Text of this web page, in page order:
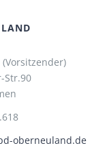
(Vorsitzender)
Str.90
oberneuland.de